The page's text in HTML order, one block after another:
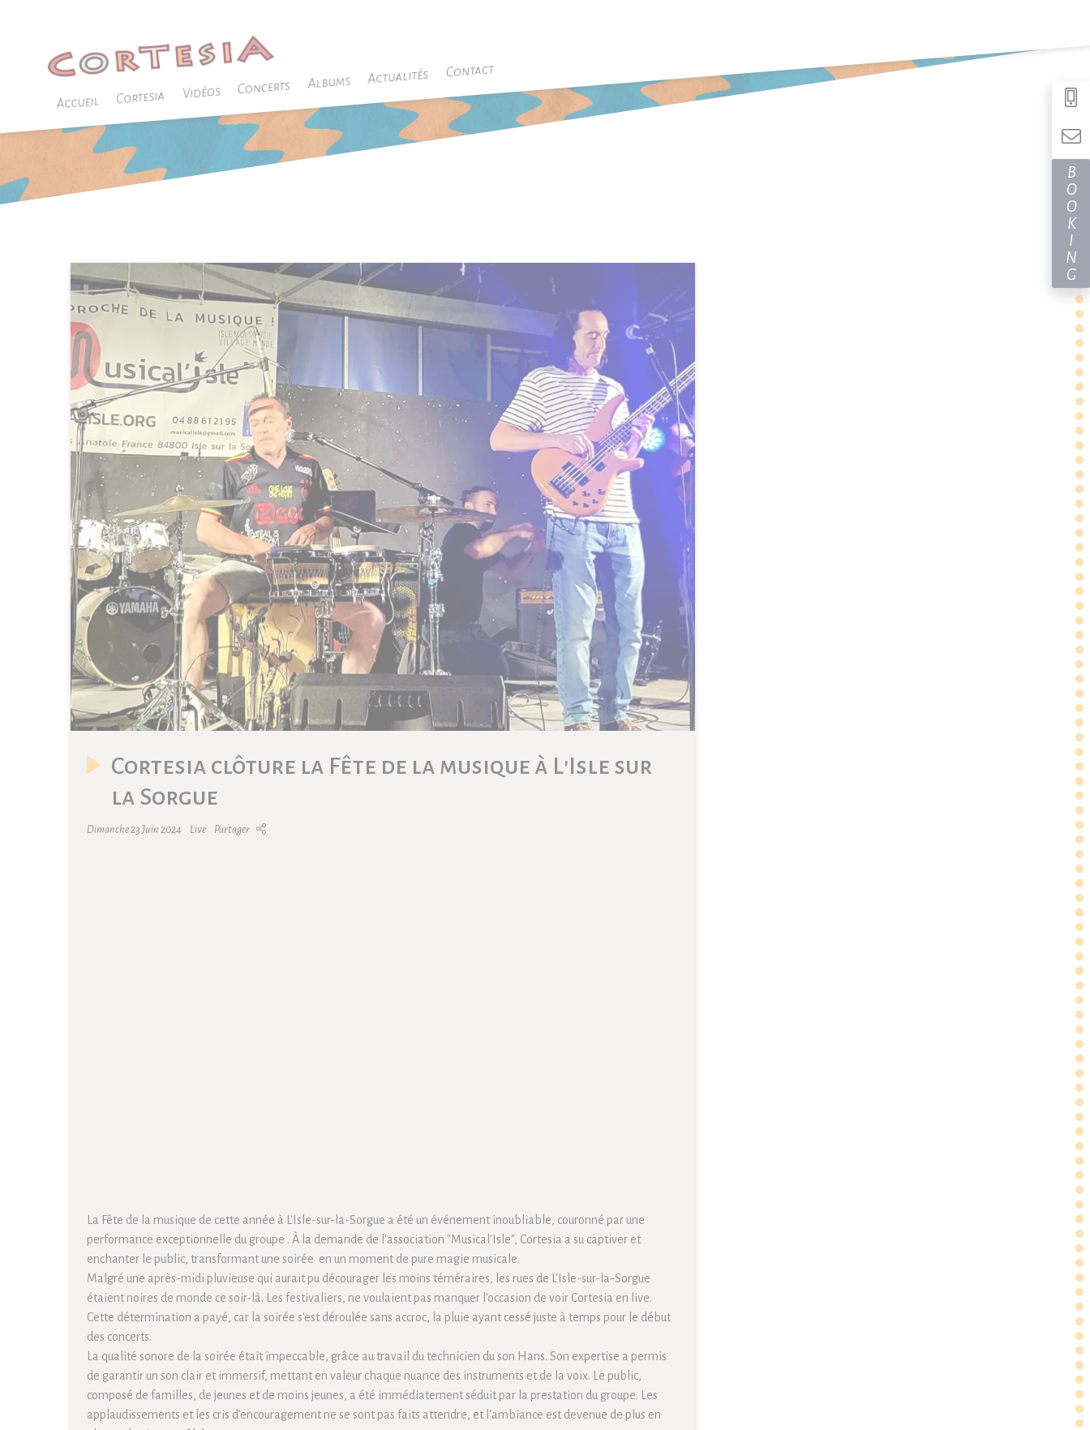
Accueil Cortesia Vidéos Concerts Albums Actualités Contact
BOOKING
Cortesia clôture la Fête de la musique à L'Isle sur
la Sorgue
Dimanche 23 Juin 2024 Live Partager
La Fête de la musique de cette année à L'Isle-sur-la-Sorgue a été un événement inoubliable, couronné par une
performance exceptionnelle du groupe . À la demande de l'association "Musical'Isle", Cortesia a su captiver et
enchanter le public, transformant une soirée en un moment de pure magie musicale.
Malgré une après-midi pluvieuse qui aurait pu décourager les moins téméraires, les rues de L'Isle-sur-la-Sorgue
étaient noires de monde ce soir-là. Les festivaliers, ne voulaient pas manquer l'occasion de voir Cortesia en live.
Cette détermination a payé, car la soirée s'est déroulée sans accroc, la pluie ayant cessé juste à temps pour le début
des concerts.
La qualité sonore de la soirée était impeccable, grâce au travail du technicien du son Hans. Son expertise a permis
de garantir un son clair et immersif, mettant en valeur chaque nuance des instruments et de la voix. Le public,
composé de familles, de jeunes et de moins jeunes, a été immédiatement séduit par la prestation du groupe. Les
applaudissements et les cris d'encouragement ne se sont pas faits attendre, et l'ambiance est devenue de plus en